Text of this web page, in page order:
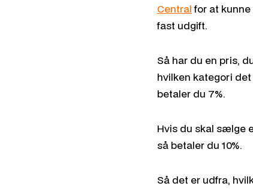
Centralfor at
fast udgift.
Så har du en pris,
hvilken kategori
betaler du 7%.
Hvis du skal sælge
så betaler du 10%.
Så det er udfra,